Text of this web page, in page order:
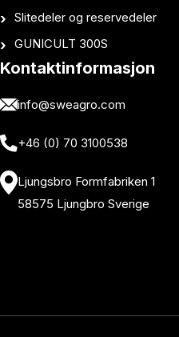
Slitedeler og reservedeler
GUNICULT 300S
Kontaktinformasjon
info@sweagro.com
+46 (0) 70 3100538
Ljungsbro Formfabriken 1
58575 Ljungbro Sverige